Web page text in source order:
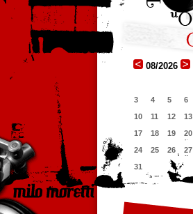
08/2026
3
4 5 6
10
11 12 13
17
18 19 20
24
25 26 27
31